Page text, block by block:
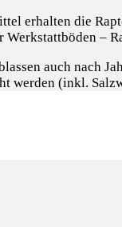
erhalten die
–
auch nach
werden (inkl.